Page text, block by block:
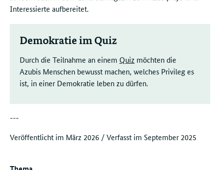
Interessierte aufbereitet.
Demokratie im Quiz
Durch die Teilnahme an einem Quiz möchten die
Azubis Menschen bewusst machen, welches Privileg es
ist, in einer Demokratie leben zu dürfen.
---
Veröffentlicht im März 2026 / Verfasst im September 2025